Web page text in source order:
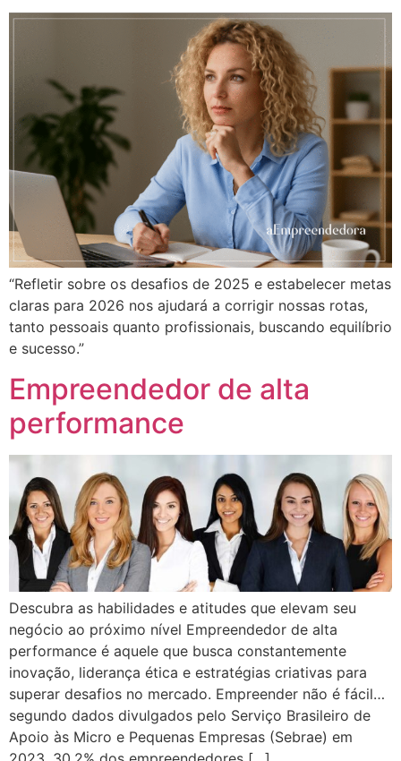
“Refletir sobre os desafios de 2025 e estabelecer metas
claras para 2026 nos ajudará a corrigir nossas rotas,
tanto pessoais quanto profissionais, buscando equilíbrio
e sucesso.”
Empreendedor de alta
performance
Descubra as habilidades e atitudes que elevam seu
negócio ao próximo nível Empreendedor de alta
performance é aquele que busca constantemente
inovação, liderança ética e estratégias criativas para
superar desafios no mercado. Empreender não é fácil…
segundo dados divulgados pelo Serviço Brasileiro de
Apoio às Micro e Pequenas Empresas (Sebrae) em